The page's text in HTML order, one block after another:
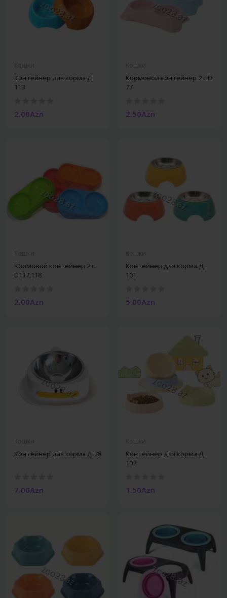
Контейнер для корма Д
113
2.00Azn
Кормовой контейнер 2 с D
77
2.50Azn
Кормовой контейнер 2 с
D117,118
2.00Azn
Контейнер для корма Д
101
5.00Azn
Контейнер для корма Д 78
7.00Azn
Контейнер для корма Д
102
1.50Azn